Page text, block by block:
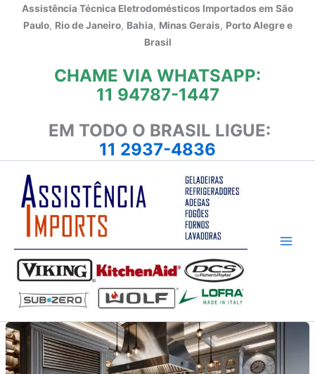
Assistência Técnica Eletrodomésticos Importados em São
Paulo, Rio de Janeiro, Bahia, Minas Gerais, Porto Alegre e
Brasil
CHAME VIA WHATSAPP:
11 94787-1447
EM TODO O BRASIL LIGUE:
11 2937-4836